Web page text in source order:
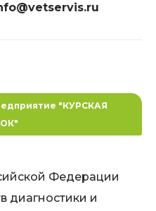
"КУРСКАЯ
Федерации
диагностики и